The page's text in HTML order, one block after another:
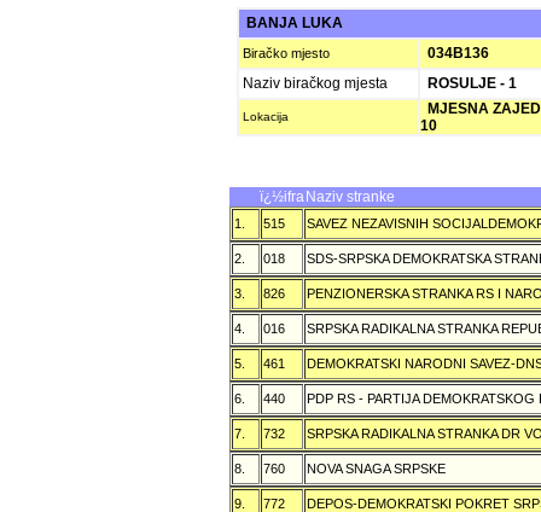
BANJA LUKA
Biračko mjesto
034B136
Naziv biračkog mjesta
ROSULJE - 1
Lokacija
MJESNA
10
ï¿½ifra Naziv stranke
1. 515 SAVEZ NEZAVISNIH
2. 018 SDS-SRPSKA DEMOKRATSKA
3. 826 PENZIONERSKA STRANKA RS I
4. 016 SRPSKA RADIKALNA STRANKA
5. 461 DEMOKRATSKI NARODNI SAVEZ-
6. 440 PDP RS - PARTIJA
7. 732 SRPSKA RADIKALNA STRANKA DR
8. 760 NOVA SNAGA SRPSKE
9. 772 DEPOS-DEMOKRATSKI POKRET